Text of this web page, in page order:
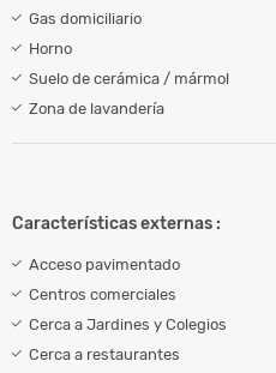
Gas domiciliario
Horno
Suelo de cerámica / mármol
Zona de lavandería
Características externas :
Acceso pavimentado
Centros comerciales
Cerca a Jardines y Colegios
Cerca a restaurantes